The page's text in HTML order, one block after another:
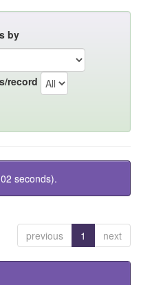
by
record
seconds).
previous 1 next